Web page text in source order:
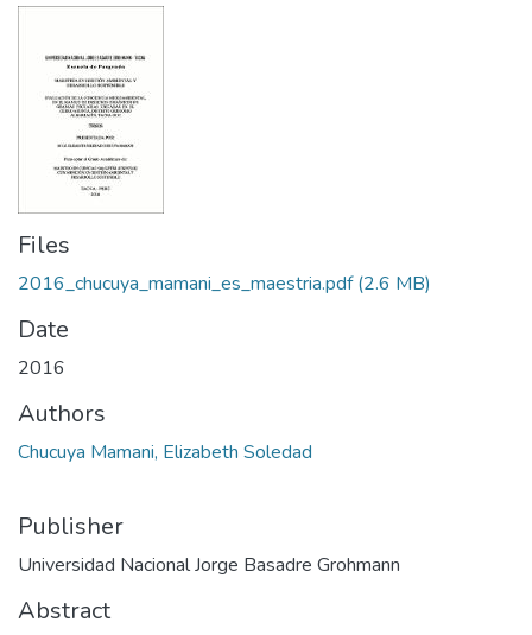
Files
2016_chucuya_mamani_es_maestria.pdf(2.6 MB)
Date
2016
Authors
Chucuya Mamani, Elizabeth Soledad
Publisher
Universidad Nacional Jorge Basadre Grohmann
Abstract